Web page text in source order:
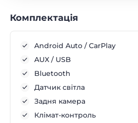
Комплектація
Android Auto / CarPlay
AUX / USB
Bluetooth
Датчик світла
Задня камера
Клімат-контроль